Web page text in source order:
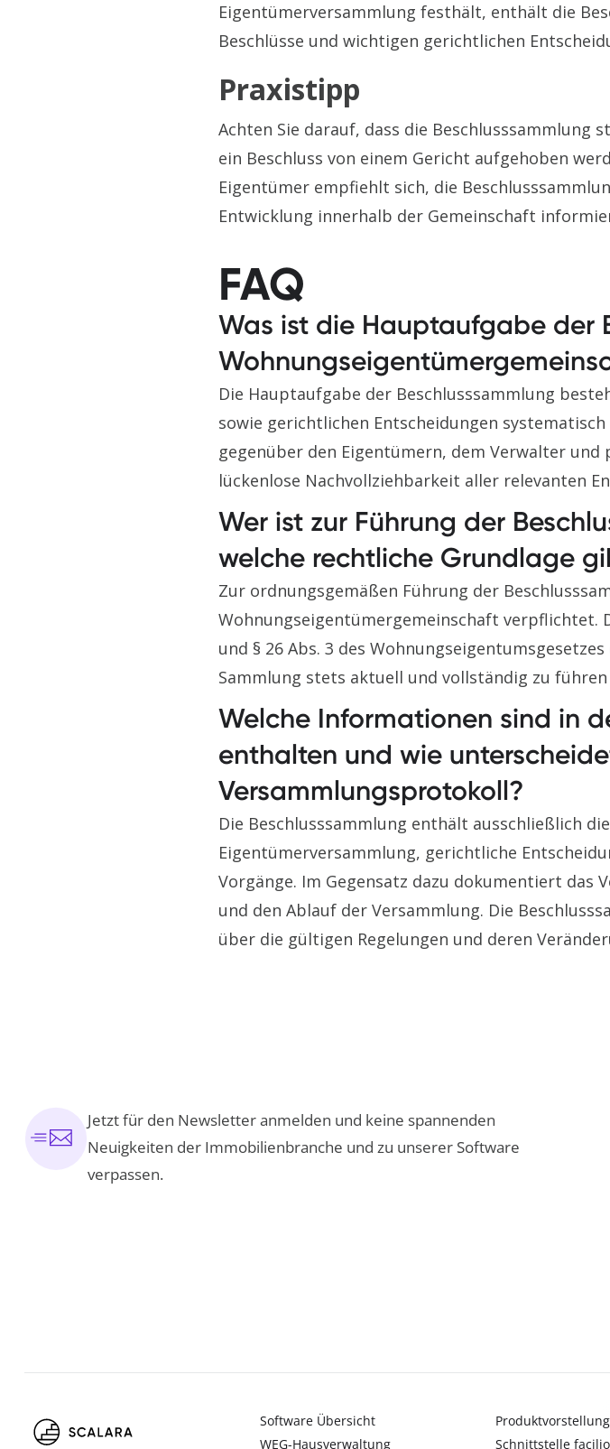
Eigentümerversammlung festhält, enthält die
Beschlüsse und wichtigen gerichtlichen
Praxistipp
Achten Sie darauf, dass die Beschlusssammlung
ein Beschluss von einem Gericht aufgehoben
Eigentümer empfiehlt sich, die
Entwicklung innerhalb der Gemeinschaft
FAQ
Was ist die Hauptaufgabe der
Die Hauptaufgabe der Beschlusssammlung
sowie gerichtlichen Entscheidungen
gegenüber den Eigentümern, dem Verwalter
lückenlose Nachvollziehbarkeit aller relevanten
Wer ist zur Führung der
welche rechtliche Grundlage
Zur ordnungsgemäßen Führung der
Wohnungseigentümergemeinschaft verpflichtet.
und § 26 Abs. 3 des
Sammlung stets aktuell und vollständig zu
Welche Informationen sind in
enthalten und wie
Versammlungsprotokoll?
Die Beschlusssammlung enthält ausschließlich
Eigentümerversammlung, gerichtliche
Vorgänge. Im Gegensatz dazu dokumentiert das
und den Ablauf der Versammlung. Die
über die gültigen Regelungen und deren
Jetzt für den Newsletter anmelden und keine spannenden
Neuigkeiten der Immobilienbranche und zu unserer Software
verpassen.
Software Übersicht
WEG-Hausverwaltung
Schnittstelle